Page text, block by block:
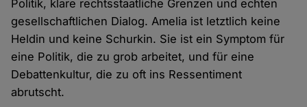
Politik, klare rechtsstaatliche Grenzen und echten
gesellschaftlichen Dialog. Amelia ist letztlich keine
Heldin und keine Schurkin. Sie ist ein Symptom für
eine Politik, die zu grob arbeitet, und für eine
Debattenkultur, die zu oft ins Ressentiment
abrutscht.